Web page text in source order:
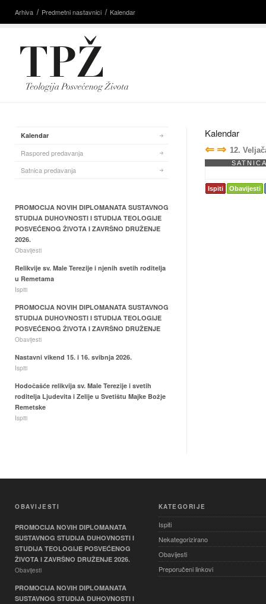
Arhiva Predmetni nastavnici Kalendar
Kalendar
⇐ ⇒ 12.
Ispiti Obavijesti
Kalendar
Raspored predavanja
Satnica predavanja
PROMOCIJA NOVIH DIPLOMANATA SUSTAVNOG
STUDIJA DUHOVNOSTI I STUDIJA TEOLOGIJE
POSVEĆENOG ŽIVOTA I ZAVRŠNO DRUŽENJE
2026.
Obavijesti
Relikvije sv. Male Terezije i njenih svetih roditelja
u Remetama
Ispiti
PROMOCIJA NOVIH DIPLOMANATA SUSTAVNOG
STUDIJA DUHOVNOSTI I STUDIJA TEOLOGIJE
POSVEĆENOG ŽIVOTA I ZAVRŠNO DRUŽENJE
Obavijesti
Nastavni vikend 15. i 16. svibnja 2026.
Ispiti
Hodočašće relikvija sv. Male Terezije i svetih
roditelja Ljudevita i Zelije u Svetištu Majke Božje
Remetske
Ispiti
OBAVIJESTI
PROMOCIJA NOVIH DIPLOMANATA
SUSTAVNOG STUDIJA DUHOVNOSTI I
STUDIJA TEOLOGIJE POSVEĆENOG
ŽIVOTA I ZAVRŠNO DRUŽENJE 2026.
Obavijesti
PROMOCIJA NOVIH DIPLOMANATA
SUSTAVNOG STUDIJA DUHOVNOSTI I
KATEGORIJE
Ispiti
Nekategorizirano
Obavijesti
Preporučeni linkovi